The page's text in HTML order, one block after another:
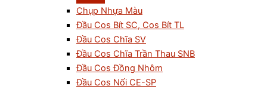
Chụp Nhựa Màu
Đầu Cos Bít SC, Cos Bít TL
Đầu Cos Chĩa SV
Đầu Cos Chĩa Trần Thau SNB
Đầu Cos Đồng Nhôm
Đầu Cos Nối CE-SP